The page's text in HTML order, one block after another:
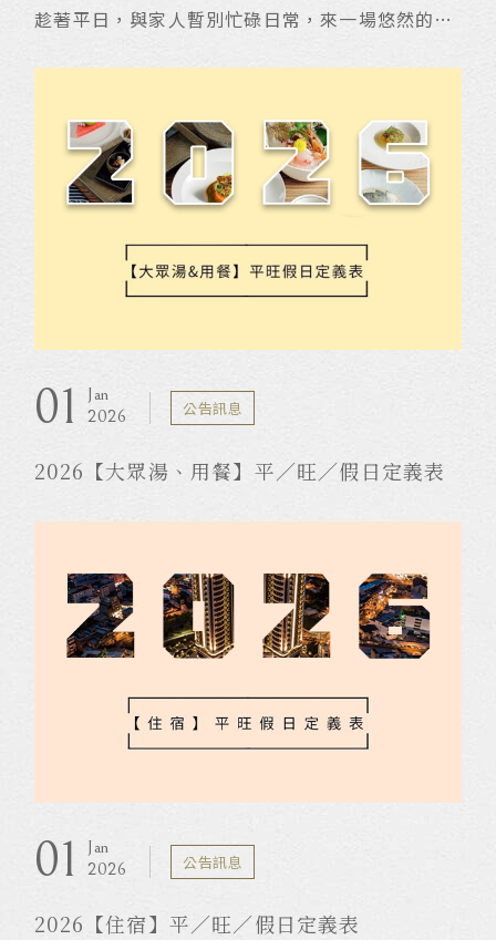
趁著平日，與家人暫別忙碌日常，來一場悠然的初
動。暑假之際，為全家留下最溫柔的相聚時光，在
春遊的步調裡，感受泡湯療癒、風景相伴與生活最
純粹的美好。
01
Jan
2026
公告訊息
2026【大眾湯、用餐】平／旺／假日定義表
01
Jan
2026
公告訊息
2026【住宿】平／旺／假日定義表